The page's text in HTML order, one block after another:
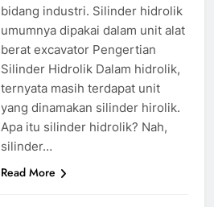
bidang industri. Silinder hidrolik
umumnya dipakai dalam unit alat
berat excavator Pengertian
Silinder Hidrolik Dalam hidrolik,
ternyata masih terdapat unit
yang dinamakan silinder hirolik.
Apa itu silinder hidrolik? Nah,
silinder…
Read More